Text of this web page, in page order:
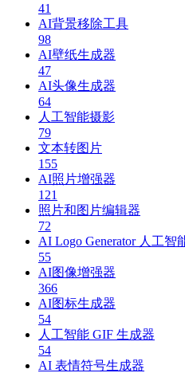
41
AI背景移除工具
98
AI壁纸生成器
47
AI头像生成器
64
人工智能摄影
79
文本转图片
155
AI照片增强器
121
照片和图片编辑器
72
AI Logo Generator 人工智
55
AI图像增强器
366
AI图标生成器
54
人工智能 GIF 生成器
54
AI 表情符号生成器